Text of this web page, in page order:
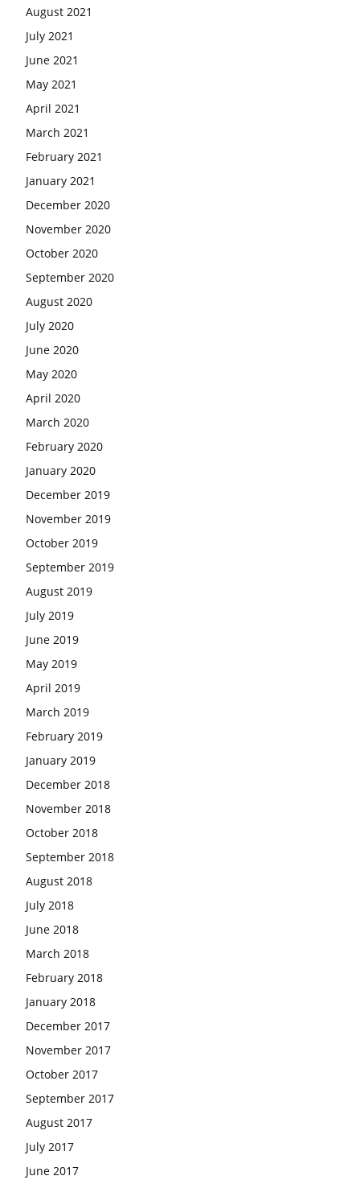
August 2021
July 2021
June 2021
May 2021
April 2021
March 2021
February 2021
January 2021
December 2020
November 2020
October 2020
September 2020
August 2020
July 2020
June 2020
May 2020
April 2020
March 2020
February 2020
January 2020
December 2019
November 2019
October 2019
September 2019
August 2019
July 2019
June 2019
May 2019
April 2019
March 2019
February 2019
January 2019
December 2018
November 2018
October 2018
September 2018
August 2018
July 2018
June 2018
March 2018
February 2018
January 2018
December 2017
November 2017
October 2017
September 2017
August 2017
July 2017
June 2017